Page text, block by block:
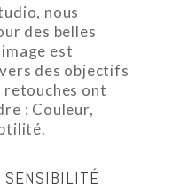
nous
des belles
est
des objectifs
retouches ont
: Couleur,
SENSIBILITÉ